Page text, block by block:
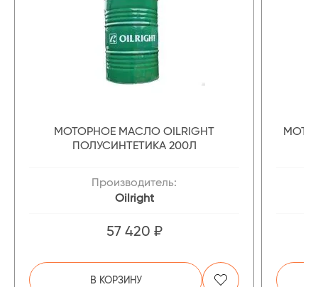
МОТОРНОЕ МАСЛО OILRIGHT
ПОЛУСИНТЕТИКА 200Л
Производитель:
Oilright
57 420 ₽
В КОРЗИНУ